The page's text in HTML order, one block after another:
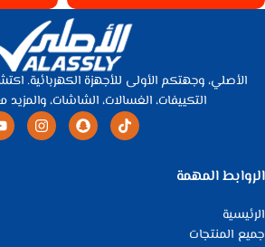
الأصلي، وجهتكم الأولى للأجهزة الكهربائية.
التكييفات، الغسالات، الشاشات،
الروابط المهمة
الرئيسية
جميع المنتجات